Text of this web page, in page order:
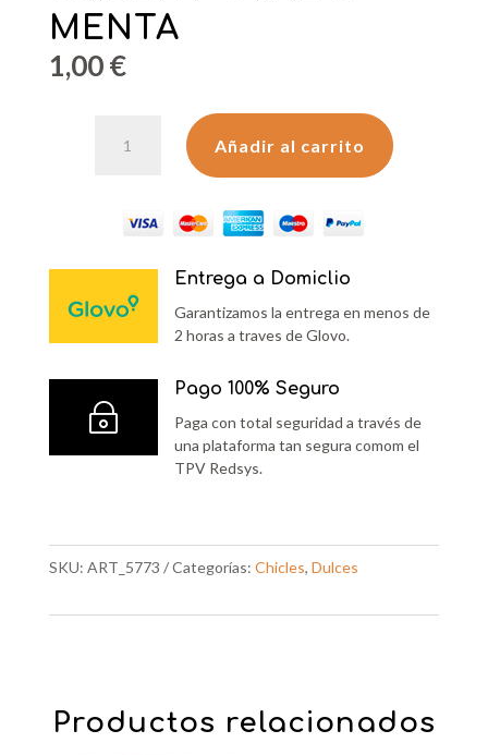
MENTA
1,00€
ORAL-
MENTA
Añadir al carrito
Entrega a Domiclio
Garantizamos la entrega en menos de
2 horas a traves de Glovo.
~
Pago 100% Seguro
Paga con total seguridad a través de
una plataforma tan segura comom el
TPV Redsys.
SKU: ART_5773 Categorías: Chicles, Dulces
Productos relacionados